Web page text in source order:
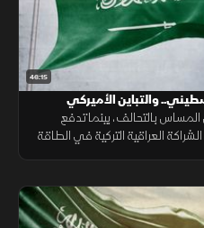
46:15
والتباين الأميركي
بالتحالف، بينما تدفع
العراقية التركية في الطاقة